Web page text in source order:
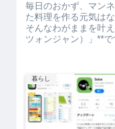
毎日のおかず、マン
た料理を作る元気は
そんなわがままを叶
ツォンジャン）」**
暮らし